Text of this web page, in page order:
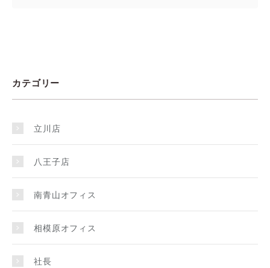
カテゴリー
立川店
八王子店
南青山オフィス
相模原オフィス
社長